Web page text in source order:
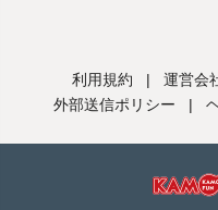
利用規約 | 運営会
外部送信ポリシー
|